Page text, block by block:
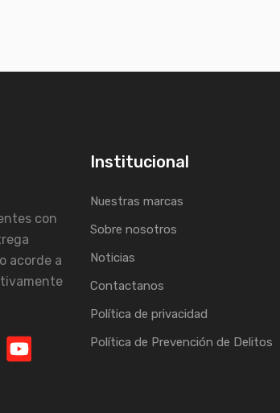
con
acorde a
Institucional
Nuestras marcas
Sobre nosotros
Noticias
Contactanos
Política de privacidad
Política de Prevención de Delitos